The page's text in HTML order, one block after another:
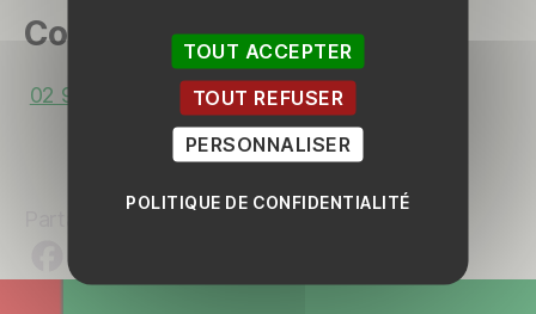
Contact
02 99 14 60 26
TOUT ACCEPTER
TOUT REFUSER
PERSONNALISER
POLITIQUE DE CONFIDENTIALITÉ